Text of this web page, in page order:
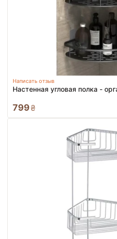
Написать отзыв
Настенная угловая полка -
799 ₴